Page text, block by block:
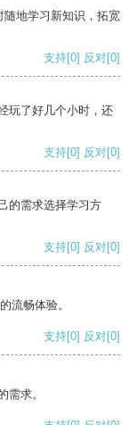
地学习新知识，拓宽
支持[0] 反对[0]
玩了好几个小时，还
支持[0] 反对[0]
的需求选择学习方
支持[0] 反对[0]
流畅体验。
支持[0] 反对[0]
需求。